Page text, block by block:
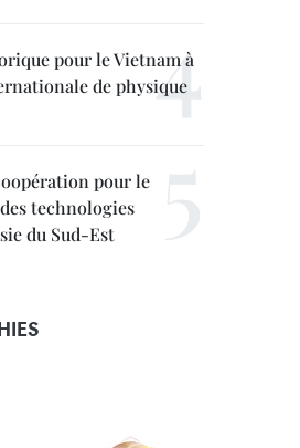
pour le Vietnam à
de physique
pour le
technologies
du Sud-Est